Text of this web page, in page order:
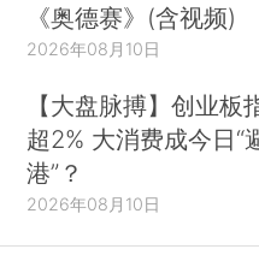
《奥德赛》(含视频)
2026年08月10日
【大盘脉搏】创业板
超2% 大消费成今日“
港”？
2026年08月10日